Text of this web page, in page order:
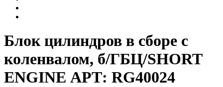
Блок цилиндров в сборе с
коленвалом, б/ГБЦ/SHORT
ENGINE АРТ: RG40024